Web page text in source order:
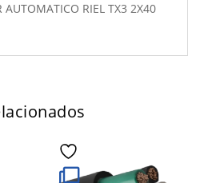
AUTOMATICO RIEL TX3 2X40